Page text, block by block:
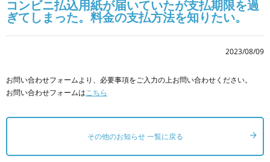
コンビニ払込用紙が届いていたが支払期限を過
ぎてしまった。料金の支払方法を知りたい。
2023/08/09
お問い合わせフォームより、必要事項をご入力の上お問い合わせください。
お問い合わせフォームはこちら
その他のお知らせ 一覧に戻る